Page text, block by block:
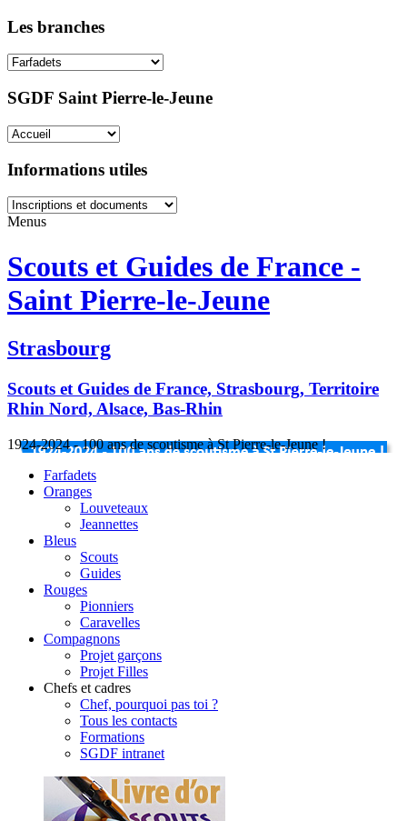
Les branches
SGDF Saint Pierre-le-Jeune
Informations utiles
Menus
Scouts et Guides de France -
Saint Pierre-le-Jeune
Strasbourg
Scouts et Guides de France, Strasbourg, Territoire
Rhin Nord, Alsace, Bas-Rhin
1924-2024 - 100 ans de scoutisme à St Pierre-le-Jeune !
Farfadets
Oranges
Louveteaux
Jeannettes
Bleus
Scouts
Guides
Rouges
Pionniers
Caravelles
Compagnons
Projet garçons
Projet Filles
Chefs et cadres
Chef, pourquoi pas toi ?
Tous les contacts
Formations
SGDF intranet